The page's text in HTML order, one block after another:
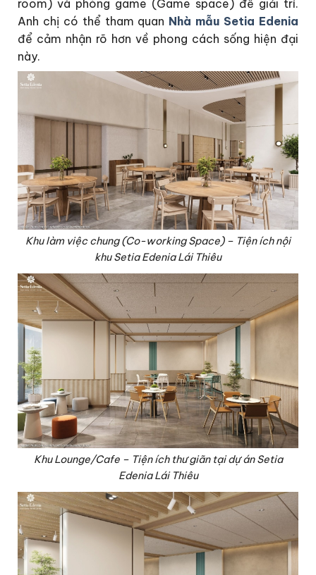
room) và phòng game (Game space) để giải trí.
Anh chị có thể tham quan Nhà mẫu Setia Edenia
để cảm nhận rõ hơn về phong cách sống hiện đại
này.
Khu làm việc chung (Co-working Space) – Tiện ích nội
khu Setia Edenia Lái Thiêu
Khu Lounge/Cafe – Tiện ích thư giãn tại dự án Setia
Edenia Lái Thiêu